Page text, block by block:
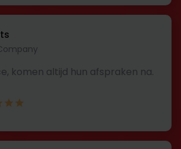
komen altijd hun afspraken na.